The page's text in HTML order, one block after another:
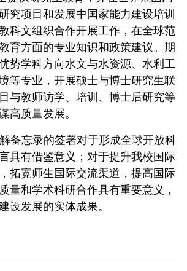
究项目和发展中国家能力建设培训
科文组织合作开展工作，在全球范
育方面的专业知识和政策建议。期
势学科方向水文与水资源、水利工
等专业，开展硕士与博士研究生联
与教师访学、培训、博士后研究等
高质量发展。
备忘录的签署对于形成全球开放科
具有借鉴意义；对于提升我校国际
拓宽师生国际交流渠道，提高国际
量和学术科研合作具有重要意义，
设发展的实体成果。